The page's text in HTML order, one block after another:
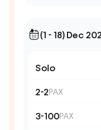
(1 - 18) Dec
Solo
2-2PAX
3-100PAX